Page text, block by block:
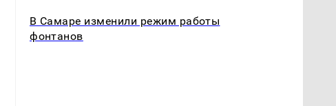
В Самаре изменили режим работы
фонтанов